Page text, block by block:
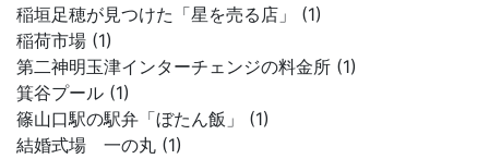
稲垣足穂が見つけた「星を売る店」 (1)
稲荷市場 (1)
第二神明玉津インターチェンジの料金所 (1)
箕谷プール (1)
篠山口駅の駅弁「ぼたん飯」 (1)
結婚式場 一の丸 (1)